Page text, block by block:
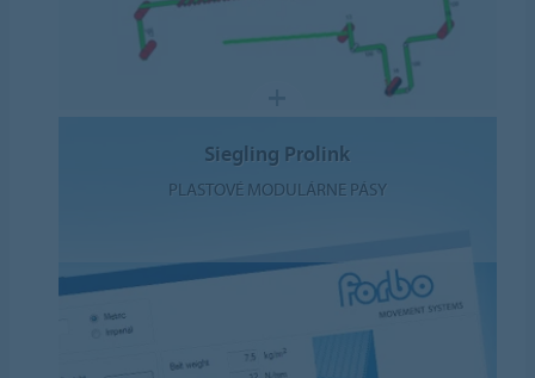
Siegling Prolink
PLASTOVÉ MODULÁRNE PÁSY